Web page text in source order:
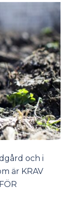
och i
är KRAV